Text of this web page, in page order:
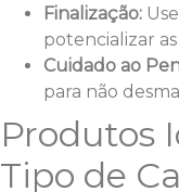
Finalização:
potencializar as
Cuidado ao
para não
Produtos
Tipo de